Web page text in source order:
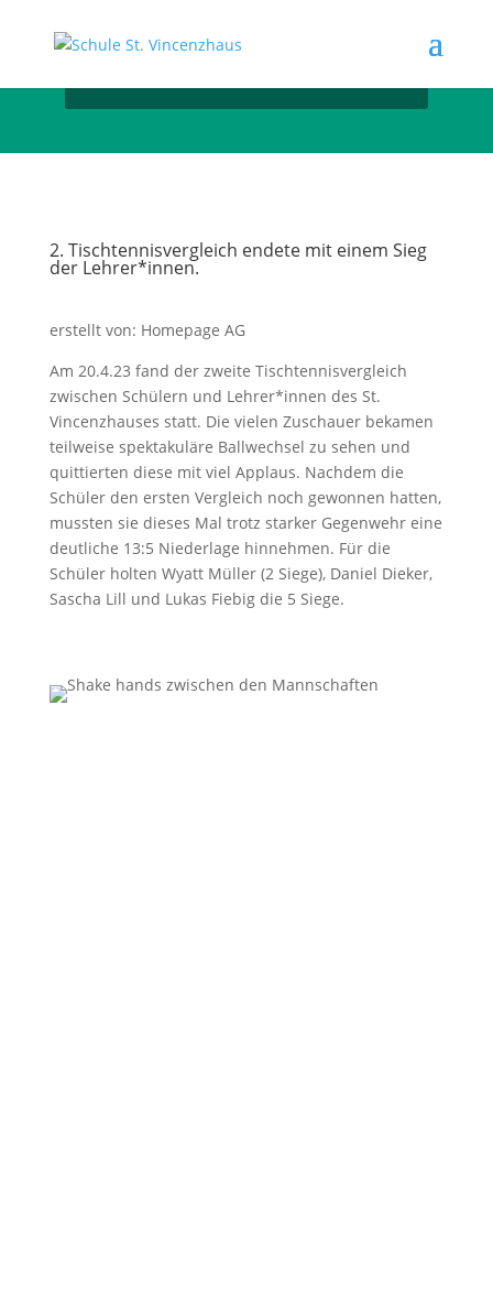
2. Tischtennisvergleich endete mit einem Sieg
der Lehrer*innen.
erstellt von: Homepage AG
Am 20.4.23 fand der zweite Tischtennisvergleich
zwischen Schülern und Lehrer*innen des St.
Vincenzhauses statt. Die vielen Zuschauer bekamen
teilweise spektakuläre Ballwechsel zu sehen und
quittierten diese mit viel Applaus. Nachdem die
Schüler den ersten Vergleich noch gewonnen hatten,
mussten sie dieses Mal trotz starker Gegenwehr eine
deutliche 13:5 Niederlage hinnehmen. Für die
Schüler holten Wyatt Müller (2 Siege), Daniel Dieker,
Sascha Lill und Lukas Fiebig die 5 Siege.